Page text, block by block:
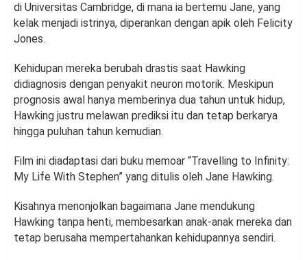
di Universitas Cambridge, di mana ia bertemu Jane, yang
kelak menjadi istrinya, diperankan dengan apik oleh Felicity
Jones.
Kehidupan mereka berubah drastis saat Hawking
didiagnosis dengan penyakit neuron motorik. Meskipun
prognosis awal hanya memberinya dua tahun untuk hidup,
Hawking justru melawan prediksi itu dan tetap berkarya
hingga puluhan tahun kemudian.
Film ini diadaptasi dari buku memoar “Travelling to Infinity:
My Life With Stephen” yang ditulis oleh Jane Hawking.
Kisahnya menonjolkan bagaimana Jane mendukung
Hawking tanpa henti, membesarkan anak-anak mereka dan
tetap berusaha mempertahankan kehidupannya sendiri.